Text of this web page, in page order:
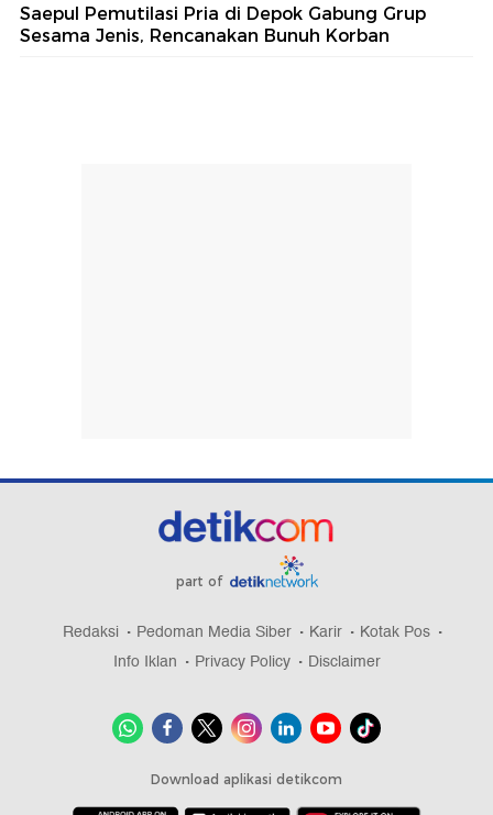
Saepul Pemutilasi Pria di Depok Gabung Grup
Sesama Jenis, Rencanakan Bunuh Korban
part of
Redaksi Pedoman Media Siber Karir
Kotak Pos
Info Iklan
Privacy Policy Disclaimer
Download aplikasi detikcom